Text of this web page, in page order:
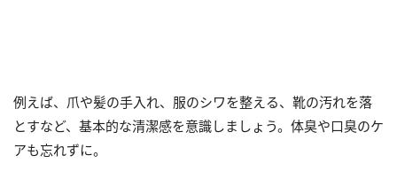
例えば、爪や髪の手入れ、服のシワを整える、靴の汚れを落
とすなど、基本的な清潔感を意識しましょう。体臭や口臭のケ
アも忘れずに。